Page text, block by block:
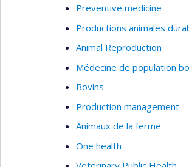
Preventive medicine
Productions animales
Animal Reproduction
Médecine de population
Bovins
Production management
Animaux de la ferme
One health